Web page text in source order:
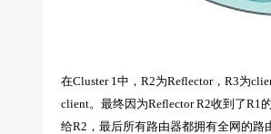
在Cluster 1中，R2为Reflector，R3为
client。最终因为Reflector R2收到了R1
给R2，最后所有路由器都拥有全网的路